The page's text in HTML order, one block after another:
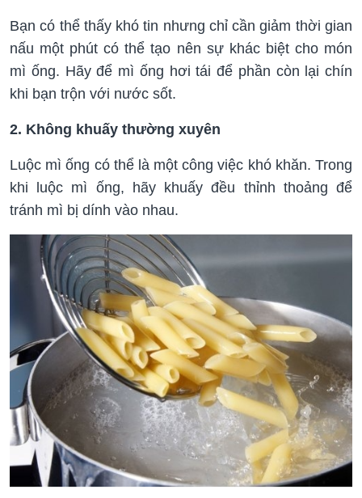
Bạn có thể thấy khó tin nhưng chỉ cần giảm thời gian
nấu một phút có thể tạo nên sự khác biệt cho món
mì ống. Hãy để mì ống hơi tái để phần còn lại chín
khi bạn trộn với nước sốt.
2. Không khuấy thường xuyên
Luộc mì ống có thể là một công việc khó khăn. Trong
khi luộc mì ống, hãy khuấy đều thỉnh thoảng để
tránh mì bị dính vào nhau.